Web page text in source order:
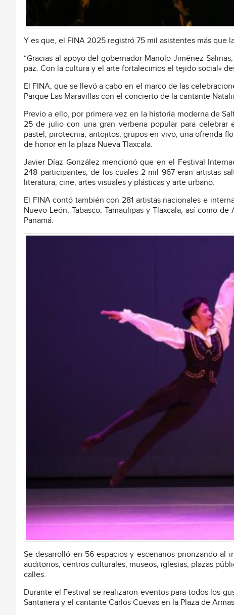
Y es que, el FINA 2025 registró 75 mil asistentes más que
“Gracias al apoyo del gobernador Manolo Jiménez
paz. Con la cultura y el arte fortalecimos el tejido social»
El FINA, que se llevó a cabo en el marco de las
Parque Las Maravillas con el concierto de la cantante
Previo a ello, por primera vez en la historia moderna de
25 de julio con una gran verbena popular para
pastel, pirotecnia, antojitos, grupos en vivo, una ofrenda
de honor en la plaza Nueva Tlaxcala.
Javier Díaz González mencionó que en el Festival
248 participantes, de los cuales 2 mil 967 eran artistas
literatura, cine, artes visuales y plásticas y arte urbano.
El FINA contó también con 281 artistas nacionales e
Nuevo León, Tabasco, Tamaulipas y Tlaxcala, así como
Panamá.
Se desarrolló en 56 espacios y escenarios priorizando al
auditorios, centros culturales, museos, iglesias, plazas
calles.
Durante el Festival se realizaron eventos para todos los
Santanera y el cantante Carlos Cuevas en la Plaza de